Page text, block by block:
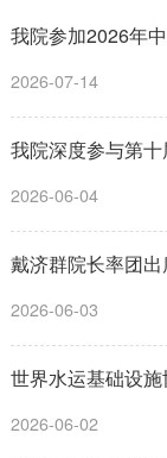
我院参加2026年
2026-07-14
我院深度参与第
2026-06-04
戴济群院长率团
2026-06-03
世界水运基础设
2026-06-02